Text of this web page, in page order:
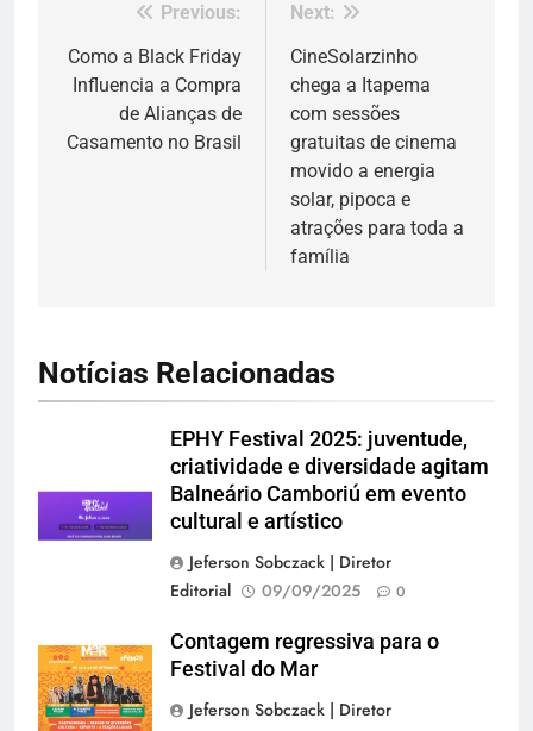
Navegação
de
Previous:
Como a Black Friday
Influencia a Compra
de Alianças de
Casamento no Brasil
Next:
CineSolarzinho
chega a Itapema
com sessões
gratuitas de cinema
movido a energia
solar, pipoca e
atrações para toda a
família
Notícias Relacionadas
EPHY Festival 2025: juventude,
criatividade e diversidade agitam
Balneário Camboriú em evento
cultural e artístico
Jeferson Sobczack | Diretor
Editorial
09/09/2025 0
Contagem regressiva para o
Festival do Mar
Jeferson Sobczack | Diretor